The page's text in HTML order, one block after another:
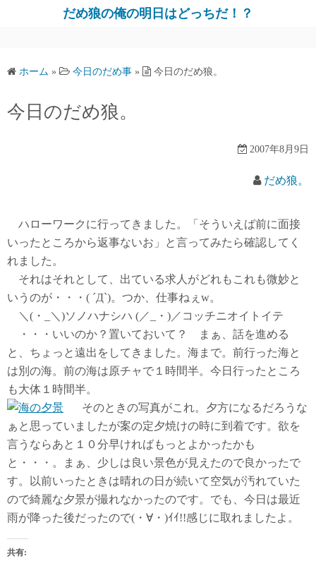
だめ狼の俺の明日はどっちだ！？
ホーム » 今日のだめ事 » 今日のだめ狼。
今日のだめ狼。
2007年8月9日
だめ狼。
ハローワークに行ってきました。「そういえば前に面接
いったところから返事ないお」と言ってみたら確認してく
れました。
それはそれとして、出ている求人がどれもこれも微妙と
いうのが・・・( ´Д`)。つか、仕事ねぇw。
＼(・_＼)ソノハナシハ (／_・)／コッチニオイトイテ
・・・いいのか？置いておいて？ まぁ、話を進める
と、ちょっと遠出をしてきました。海まで。前行った海と
は別の海。前の海は原チャで１時間半。今日行ったところ
も大体１時間半。
そのときの写真がこれ。夕方になるだろうな
ぁと思っていましたが案の定夕焼けの時に到着です。欲を
言うならあと１０分早ければもっとよかったかも
と・・・。まぁ、少しは良い景色が見えたので良かったで
す。以前いったときは晴れの日が続いて空気が汚れていた
ので綺麗な夕景が撮れなかったのです。でも、今日は最近
雨が降った後だったので(・∀・)ｲｲ!!感じに取れましたよ。
共有: